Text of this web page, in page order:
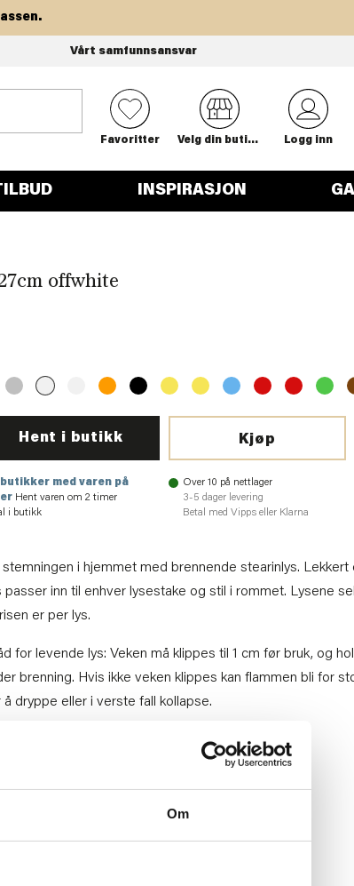
Om
Vårt samfunnsansvar
0
Favoritter Velg din butikk Logg inn
INSPIRASJON
offwhite
Kjøp
Hent i butikk
Over 10 på nettlager
3-5 dager levering
Betal med Vipps eller Klarna
butikker med varen på
Hent varen om 2 timer
i butikk
i hjemmet med brennende stearinlys. Lekkert
passer inn til enhver lysestake og stil i rommet. Lysene
er per lys.
for levende lys: Veken må klippes til 1 cm før bruk, og
brenning. Hvis ikke veken klippes kan flammen bli for
å dryppe eller i verste fall kollapse.